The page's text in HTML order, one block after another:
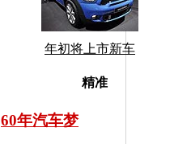
年初将上市新车
60年汽车梦
车型搜
精准